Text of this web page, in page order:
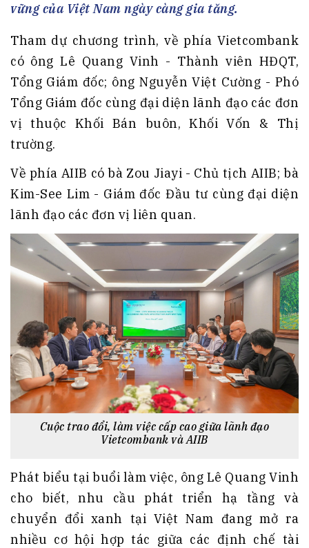
vững của Việt Nam ngày càng gia tăng.
Tham dự chương trình, về phía Vietcombank
có ông Lê Quang Vinh - Thành viên HĐQT,
Tổng Giám đốc; ông Nguyễn Việt Cường - Phó
Tổng Giám đốc cùng đại diện lãnh đạo các đơn
vị thuộc Khối Bán buôn, Khối Vốn & Thị
trường.
Về phía AIIB có bà Zou Jiayi - Chủ tịch AIIB; bà
Kim-See Lim - Giám đốc Đầu tư cùng đại diện
lãnh đạo các đơn vị liên quan.
Cuộc trao đổi, làm việc cấp cao giữa lãnh đạo
Vietcombank và AIIB
Phát biểu tại buổi làm việc, ông Lê Quang Vinh
cho biết, nhu cầu phát triển hạ tầng và
chuyển đổi xanh tại Việt Nam đang mở ra
nhiều cơ hội hợp tác giữa các định chế tài